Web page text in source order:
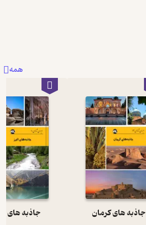
همه
جاذبه های کرمان جاذبه های